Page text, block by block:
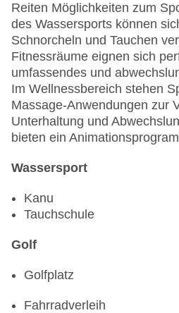
Reiten Möglichkeiten zum
des Wassersports können
Schnorcheln und Tauchen
Fitnessräume eignen sich
umfassendes und
Im Wellnessbereich stehen
Massage-Anwendungen zur
Unterhaltung und
bieten ein
Wassersport
Kanu
Tauchschule
Golf
Golfplatz
Fahrradverleih